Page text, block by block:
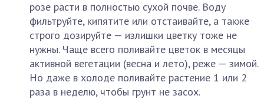
розе расти в полностью сухой почве. Воду
фильтруйте, кипятите или отстаивайте, а также
строго дозируйте — излишки цветку тоже не
нужны. Чаще всего поливайте цветок в месяцы
активной вегетации (весна и лето), реже — зимой.
Но даже в холоде поливайте растение 1 или 2
раза в неделю, чтобы грунт не засох.